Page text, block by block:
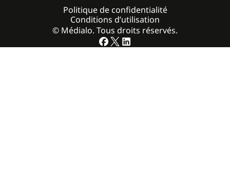
© Médialo. Tous droits réservés.
Politique de confidentialité
Conditions d’utilisation